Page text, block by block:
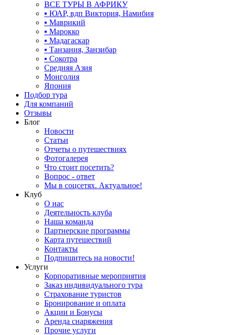
ВСЕ ТУРЫ В АФРИКУ
▪ ЮАР, вдп Виктория, Намибия
▪ Маврикий
▪ Марокко
▪ Мадагаскар
▪ Танзания, Занзибар
▪ Сокотра
Средняя Азия
Монголия
Япония
Подбор тура
Для компаний
Отзывы
Блог
Новости
Статьи
Отчеты о путешествиях
Фотогалерея
Что стоит посетить?
Вопрос - ответ
Мы в соцсетях. Актуальное!
Клуб
О нас
Деятельность клуба
Наша команда
Партнерские программы
Карта путешествий
Контакты
Подпишитесь на новости!
Услуги
Корпоративные мероприятия
Заказ индивидуального тура
Страхование туристов
Бронирование и оплата
Акции и Бонусы
Аренда снаряжения
Прочие услуги